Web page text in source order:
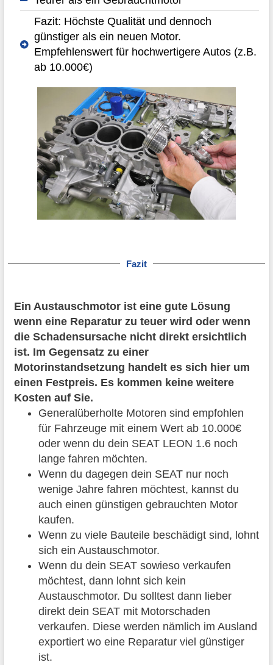
Fazit: Höchste Qualität und dennoch
günstiger als ein neuen Motor.
Empfehlenswert für hochwertigere Autos (z.B.
ab 10.000€)
Fazit
Ein Austauschmotor ist eine gute Lösung
wenn eine Reparatur zu teuer wird oder wenn
die Schadensursache nicht direkt ersichtlich
ist. Im Gegensatz zu einer
Motorinstandsetzung handelt es sich hier um
einen Festpreis. Es kommen keine weitere
Kosten auf Sie.
Generalüberholte Motoren sind empfohlen
für Fahrzeuge mit einem Wert ab 10.000€
oder wenn du dein SEAT LEON 1.6 noch
lange fahren möchten.
Wenn du dagegen dein SEAT nur noch
wenige Jahre fahren möchtest, kannst du
auch einen günstigen gebrauchten Motor
kaufen.
Wenn zu viele Bauteile beschädigt sind, lohnt
sich ein Austauschmotor.
Wenn du dein SEAT sowieso verkaufen
möchtest, dann lohnt sich kein
Austauschmotor. Du solltest dann lieber
direkt dein SEAT mit Motorschaden
verkaufen. Diese werden nämlich im Ausland
exportiert wo eine Reparatur viel günstiger
ist.